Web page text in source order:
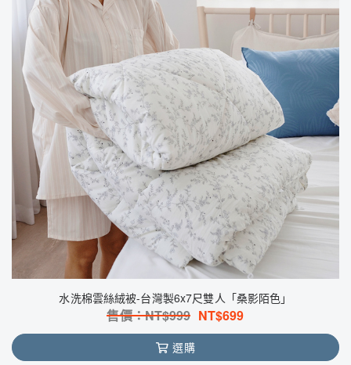
水洗棉雲絲絨被-台灣製6x7尺雙人「桑影陌色」
售價：NT$999 NT$699
選購